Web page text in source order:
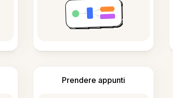
Prendere appunti